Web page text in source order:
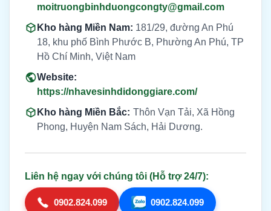
moitruongbinhduongcongty@gmail.com
Kho hàng Miền Nam: 181/29, đường An Phú
18, khu phố Bình Phước B, Phường An Phú, TP
Hồ Chí Minh, Việt Nam
Website:
https://nhavesinhdidonggiare.com/
Kho hàng Miền Bắc: Thôn Vạn Tải, Xã Hồng
Phong, Huyện Nam Sách, Hải Dương.
Liên hệ ngay với chúng tôi (Hỗ trợ 24/7):
0902.824.099 0902.824.099